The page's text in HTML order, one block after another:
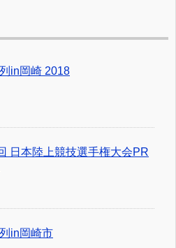
in岡崎 2018
日本陸上競技選手権大会PR
in岡崎市